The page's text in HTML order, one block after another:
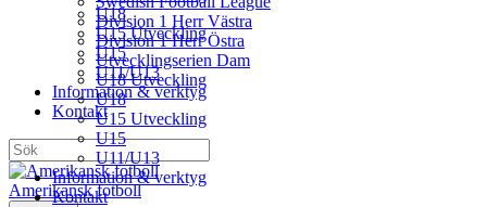
U18
U15 Utveckling
U15
U11/U13
Information & verktyg
Kontakt
Sök
Amerikansk fotboll
Division 1 Herr Västra
Division 1 Herr Östra
Utvecklingserien Dam
U18 Utveckling
U18
U15 Utveckling
U15
U11/U13
Information & verktyg
Kontakt